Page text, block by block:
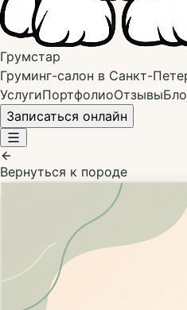
Грумстар
Груминг-салон в Санкт-
УслугиПортфолиоОтзывы
Записаться онлайн
Вернуться к породе